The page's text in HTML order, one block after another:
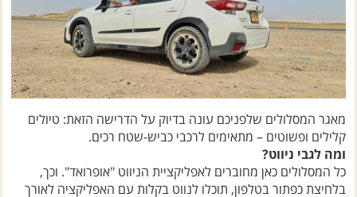
מאגר המסלולים שלפניכם עונה בדיוק על הדרישה הזאת: טיולים
קלילים ופשוטים – מתאימים לרכבי כביש-שטח רכים.
ומה לגבי ניווט?
כל המסלולים כאן מחוברים לאפליקציית הניווט "אופרואד". וכך,
בלחיצת כפתור בטלפון, תוכלו לנווט בקלות עם האפליקציה לאורך
כל המסלול.